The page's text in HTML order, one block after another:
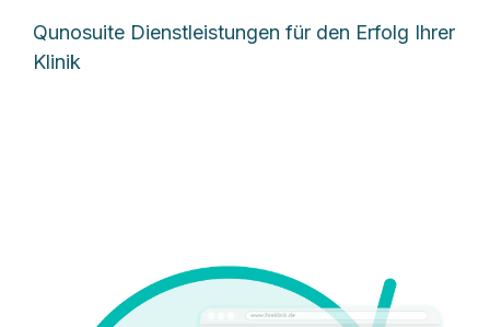
Qunosuite Dienstleistungen für den Erfolg Ihrer
Klinik